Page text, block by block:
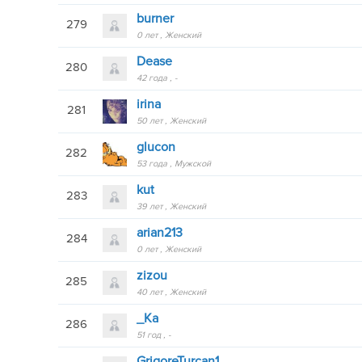
279 burner
0 лет Женский
280 Dease
42 года -
281 irina
50 лет Женский
282 glucon
53 года Мужской
283 kut
39 лет Женский
284 arian213
0 лет Женский
285 zizou
40 лет Женский
286 _Ka
51 год -